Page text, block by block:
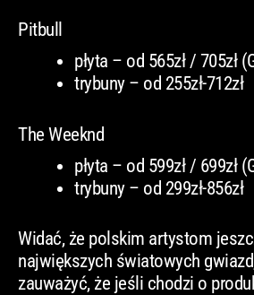
Pitbull
płyta – od 565zł / 705zł
trybuny – od 255zł-712zł
The Weeknd
płyta – od 599zł / 699zł
trybuny – od 299zł-856zł
Widać, że polskim artystom
największych światowych
zauważyć, że jeśli chodzi o